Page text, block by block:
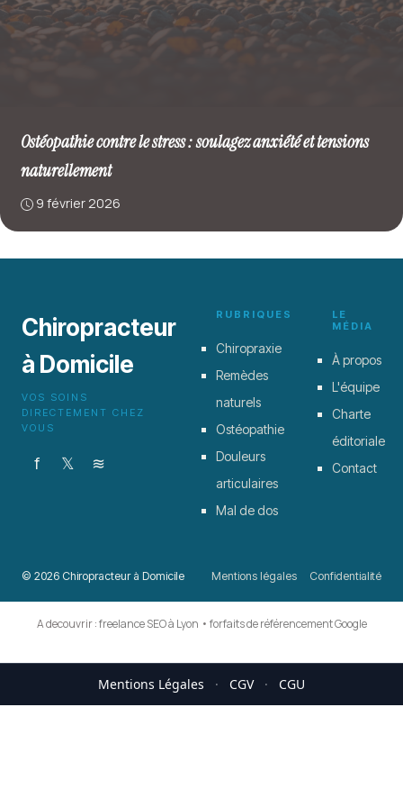
Ostéopathie contre le stress : soulagez anxiété et tensions
naturellement
9 février 2026
Chiropracteur
à Domicile
VOS SOINS
DIRECTEMENT CHEZ
VOUS
f 𝕏 ≋
RUBRIQUES
Chiropraxie
Remèdes
naturels
Ostéopathie
Douleurs
articulaires
Mal de dos
LE
MÉDIA
À propos
L'équipe
Charte
éditoriale
Contact
© 2026 Chiropracteur à Domicile Mentions légales Confidentialité
A decouvrir :freelance SEO à Lyon • forfaits de référencement Google
Mentions Légales · CGV · CGU